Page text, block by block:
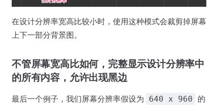
在设计分辨率宽高比较小时，使用这种模式会裁剪掉屏幕
上下一部分背景图。
不管屏幕宽高比如何，完整显示设计分辨率中
的所有内容，允许出现黑边
最后一个例子，我们屏幕分辨率假设为 640 x 960
的